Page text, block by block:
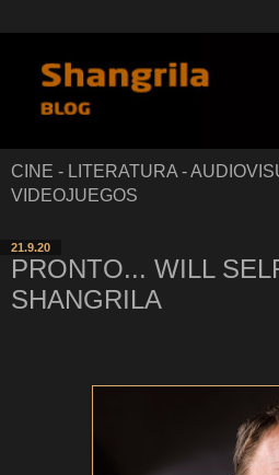
CINE - LITERATURA -
VIDEOJUEGOS
21.9.20
PRONTO... WILL
SHANGRILA